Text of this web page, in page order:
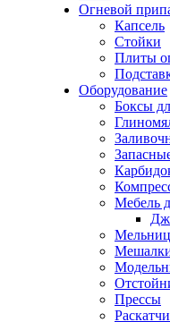
Огневой
Капсель
Стойки
Плиты
Оборудование
Боксы
Мебель
Прессы